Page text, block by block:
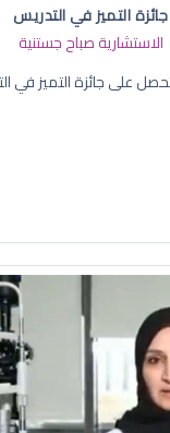
جائزة التميز في التدريس
الاستشارية صباح جستنية
على جائزة التميز في